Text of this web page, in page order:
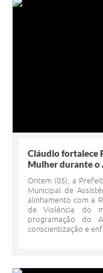
Cláudio fortalece
Mulher durante o
Ontem (05), a
Municipal de
alinhamento com a
de Violência do
programação do
conscientização e